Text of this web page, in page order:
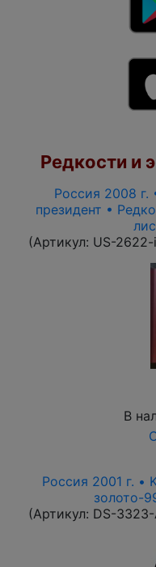
Редкости и
Россия 2008
президент •
(Артикул: US-
В
Россия 2001 г. •
золото-
(Артикул: DS-